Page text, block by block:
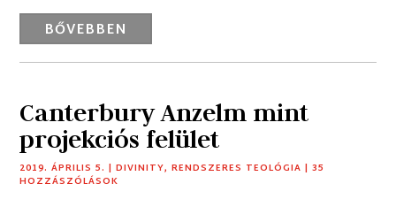
BŐVEBBEN
Canterbury Anzelm mint
projekciós felület
2019. ÁPRILIS 5. |DIVINITY,RENDSZERES TEOLÓGIA | 35
HOZZÁSZÓLÁSOK